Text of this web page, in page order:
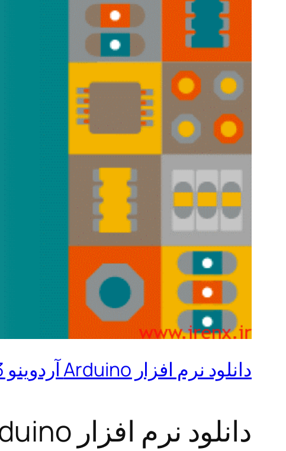
دانلود نرم افزار Arduino آردوینو 1.8.13
دانلود نرم افزار Arduino آردوینو 1.8.13